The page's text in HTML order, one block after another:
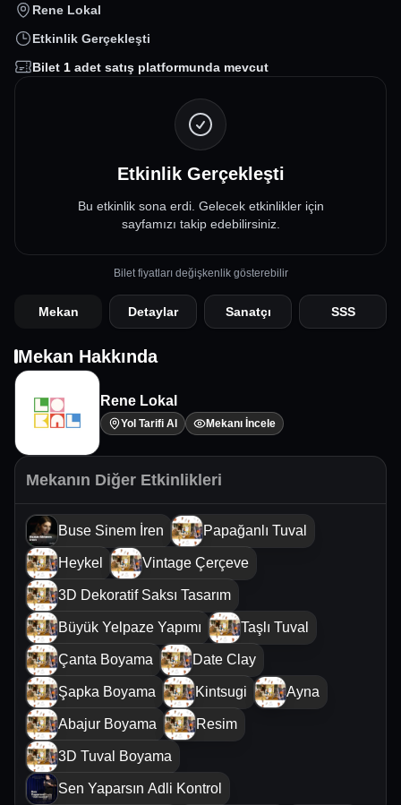
Rene Lokal
Etkinlik Gerçekleşti
Bilet 1 adet satış platformunda mevcut
Etkinlik Gerçekleşti
Bu etkinlik sona erdi. Gelecek etkinlikler için
sayfamızı takip edebilirsiniz.
Bilet fiyatları değişkenlik gösterebilir
Mekan Detaylar Sanatçı SSS
Mekan Hakkında
Rene Lokal
Yol Tarifi Al Mekanı İncele
Mekanın Diğer Etkinlikleri
Buse Sinem İren Papağanlı Tuval
Heykel Vintage Çerçeve
3D Dekoratif Saksı Tasarım
Büyük Yelpaze Yapımı Taşlı Tuval
Çanta Boyama Date Clay
Şapka Boyama Kintsugi Ayna
Abajur Boyama Resim
3D Tuval Boyama
Sen Yaparsın Adli Kontrol